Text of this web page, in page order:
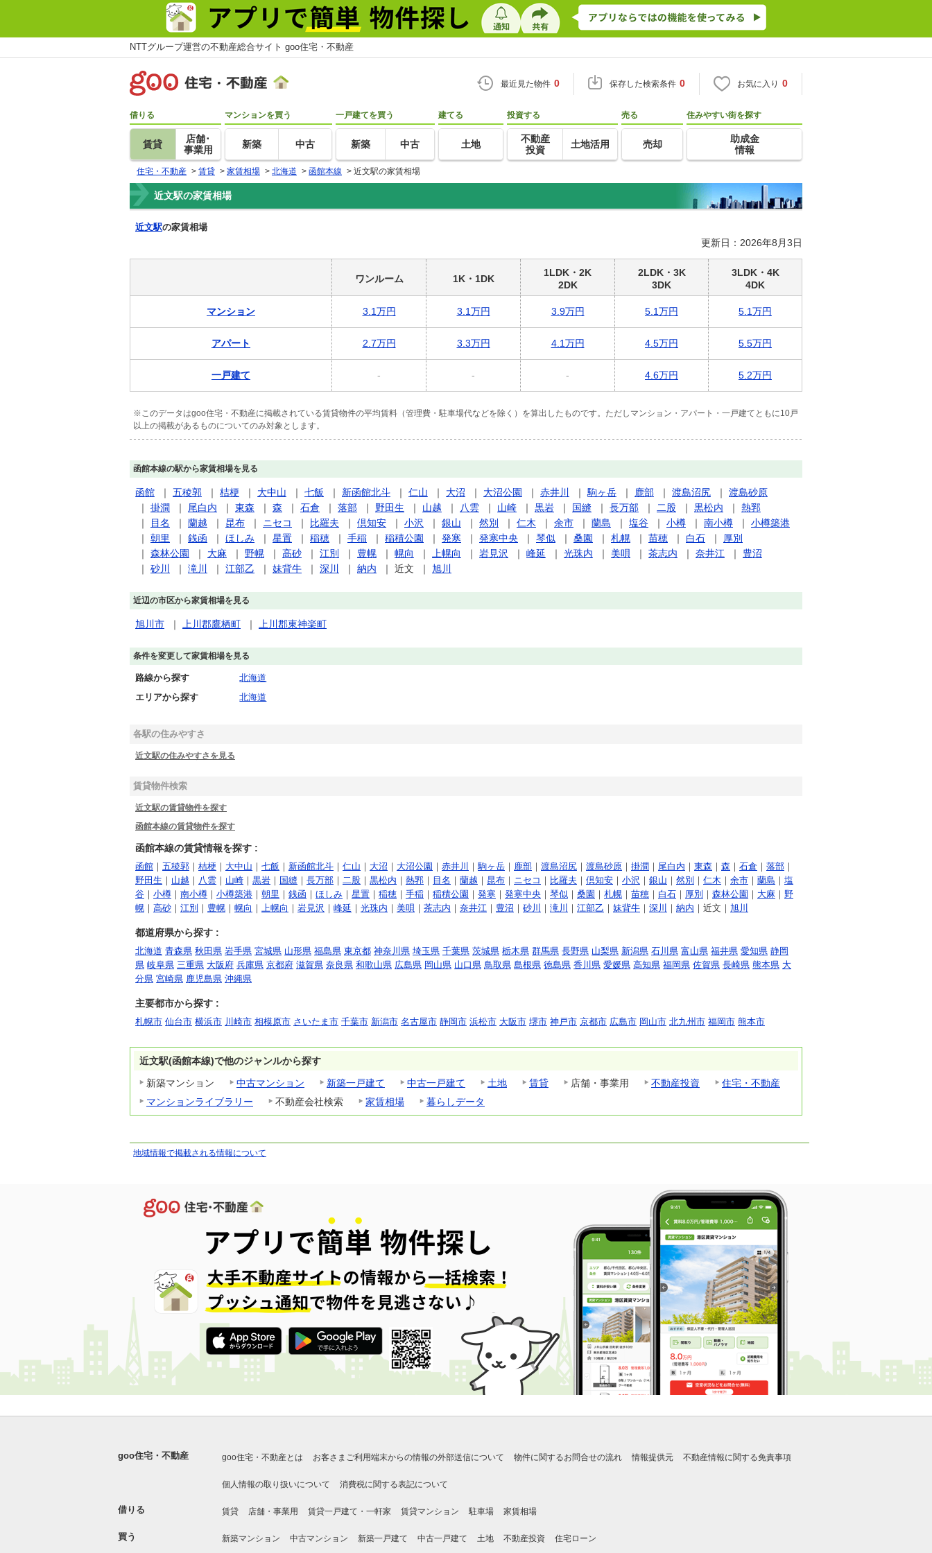
NTTグループ運営の不動産総合サイト goo住宅・不動産
最近見た物件 0 保存した検索条件 0 お気に入り 0
借りる
賃貸
店舗･
事業用
マンションを買う
新築 中古
一戸建てを買う
新築 中古
建てる
土地
投資する
不動産
投資
土地活用
売る
売却
住みやすい街を探す
助成金
情報
住宅・不動産 > 賃貸 > 家賃相場 > 北海道 > 函館本線 > 近文駅の家賃相場
近文駅の家賃相場
近文駅の家賃相場
更新日：2026年8月3日
ワンルーム 1K・1DK
1LDK・2K
2DK
2LDK・3K
3DK
3LDK・4K
4DK
マンション 3.1万円 3.1万円 3.9万円 5.1万円 5.1万円
アパート 2.7万円 3.3万円 4.1万円 4.5万円 5.5万円
一戸建て - - - 4.6万円 5.2万円
※このデータはgoo住宅・不動産に掲載されている賃貸物件の平均賃料（管理費・駐車場代などを除く）を算出したものです。ただしマンション・アパート・一戸建てともに10戸
以上の掲載があるものについてのみ対象とします。
函館本線の駅から家賃相場を見る
函館 ｜ 五稜郭 ｜ 桔梗 ｜ 大中山 ｜ 七飯 ｜ 新函館北斗 ｜ 仁山 ｜ 大沼 ｜ 大沼公園 ｜ 赤井川 ｜ 駒ヶ岳 ｜ 鹿部 ｜ 渡島沼尻 ｜ 渡島砂原
｜ 掛澗 ｜ 尾白内 ｜ 東森 ｜ 森 ｜ 石倉 ｜ 落部 ｜ 野田生 ｜ 山越 ｜ 八雲 ｜ 山崎 ｜ 黒岩 ｜ 国縫 ｜ 長万部 ｜ 二股 ｜ 黒松内 ｜ 熱郛
｜
目名 ｜ 蘭越 ｜ 昆布 ｜ ニセコ ｜ 比羅夫 ｜ 倶知安 ｜ 小沢 ｜ 銀山 ｜ 然別 ｜ 仁木 ｜ 余市 ｜ 蘭島 ｜ 塩谷 ｜ 小樽 ｜ 南小樽 ｜ 小樽築港
｜ 朝里 ｜ 銭函 ｜ ほしみ ｜ 星置 ｜ 稲穂 ｜ 手稲 ｜ 稲積公園 ｜ 発寒 ｜ 発寒中央 ｜ 琴似 ｜ 桑園 ｜ 札幌 ｜ 苗穂 ｜ 白石 ｜ 厚別
｜ 森林公園 ｜ 大麻 ｜ 野幌 ｜ 高砂 ｜ 江別 ｜ 豊幌 ｜ 幌向 ｜ 上幌向 ｜ 岩見沢 ｜ 峰延 ｜ 光珠内 ｜ 美唄 ｜ 茶志内 ｜ 奈井江 ｜ 豊沼
｜ 砂川 ｜ 滝川 ｜ 江部乙 ｜ 妹背牛 ｜ 深川 ｜ 納内 ｜ 近文 ｜ 旭川
近辺の市区から家賃相場を見る
旭川市 ｜ 上川郡鷹栖町 ｜ 上川郡東神楽町
条件を変更して家賃相場を見る
路線から探す
北海道
エリアから探す
北海道
各駅の住みやすさ
近文駅の住みやすさを見る
賃貸物件検索
近文駅の賃貸物件を探す
函館本線の賃貸物件を探す
函館本線の賃貸情報を探す :
函館 ｜ 五稜郭 ｜ 桔梗 ｜ 大中山 ｜ 七飯 ｜ 新函館北斗 ｜ 仁山 ｜ 大沼 ｜ 大沼公園 ｜ 赤井川 ｜駒ヶ岳 ｜ 鹿部 ｜ 渡島沼尻 ｜ 渡島砂原 ｜ 掛澗 ｜ 尾白内 ｜ 東森 ｜ 森 ｜ 石倉 ｜ 落部 ｜
野田生 ｜ 山越 ｜ 八雲 ｜ 山崎 ｜ 黒岩 ｜ 国縫 ｜ 長万部 ｜ 二股 ｜ 黒松内 ｜ 熱郛 ｜ 目名 ｜ 蘭越 ｜ 昆布 ｜ ニセコ ｜ 比羅夫 ｜ 倶知安 ｜ 小沢 ｜ 銀山 ｜ 然別 ｜ 仁木 ｜ 余市 ｜ 蘭島 ｜ 塩
谷 ｜ 小樽 ｜ 南小樽 ｜ 小樽築港 ｜ 朝里 ｜ 銭函 ｜ ほしみ ｜ 星置 ｜ 稲穂 ｜ 手稲 ｜ 稲積公園 ｜ 発寒 ｜ 発寒中央 ｜ 琴似 ｜ 桑園 ｜ 札幌 ｜ 苗穂 ｜ 白石 ｜ 厚別 ｜ 森林公園 ｜ 大麻 ｜ 野
幌 ｜ 高砂 ｜ 江別 ｜ 豊幌 ｜ 幌向 ｜ 上幌向 ｜ 岩見沢 ｜ 峰延 ｜ 光珠内 ｜ 美唄 ｜ 茶志内 ｜ 奈井江 ｜ 豊沼 ｜ 砂川 ｜ 滝川 ｜ 江部乙 ｜ 妹背牛 ｜ 深川 ｜ 納内 ｜近文｜ 旭川
都道府県から探す :
北海道 青森県 秋田県 岩手県 宮城県 山形県 福島県 東京都 神奈川県 埼玉県 千葉県 茨城県 栃木県 群馬県 長野県 山梨県 新潟県 石川県 富山県 福井県 愛知県 静岡
県 岐阜県 三重県 大阪府 兵庫県 京都府 滋賀県 奈良県 和歌山県 広島県 岡山県 山口県 鳥取県 島根県 徳島県 香川県 愛媛県 高知県 福岡県 佐賀県 長崎県 熊本県 大
分県 宮崎県 鹿児島県 沖縄県
主要都市から探す :
札幌市 仙台市 横浜市 川崎市 相模原市 さいたま市 千葉市 新潟市 名古屋市 静岡市 浜松市 大阪市 堺市 神戸市 京都市 広島市 岡山市 北九州市 福岡市 熊本市
近文駅(函館本線)で他のジャンルから探す
新築マンション
中古マンション 新築一戸建て 中古一戸建て 土地 賃貸 店舗・事業用 不動産投資
住宅・不動産
マンションライブラリー
不動産会社検索 家賃相場 暮らしデータ
地域情報で掲載される情報について
goo住宅・不動産 goo住宅・不動産とは お客さまご利用端末からの情報の外部送信について 物件に関するお問合せの流れ 情報提供元 不動産情報に関する免責事項
個人情報の取り扱いについて 消費税に関する表記について
借りる 賃貸 店舗・事業用 賃貸一戸建て・一軒家 賃貸マンション 駐車場 家賃相場
買う 新築マンション 中古マンション 新築一戸建て 中古一戸建て 土地 不動産投資 住宅ローン